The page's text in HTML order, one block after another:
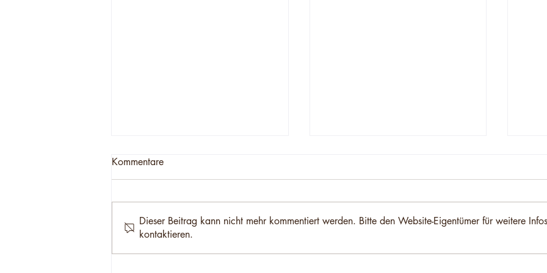
Made On Luma - Gewinner
Made On Luma - Gewinner
Kommentare
Dieser Beitrag kann nicht mehr kommentiert werden. Bitte den Website-Eigentümer für weitere Infos
kontaktieren.